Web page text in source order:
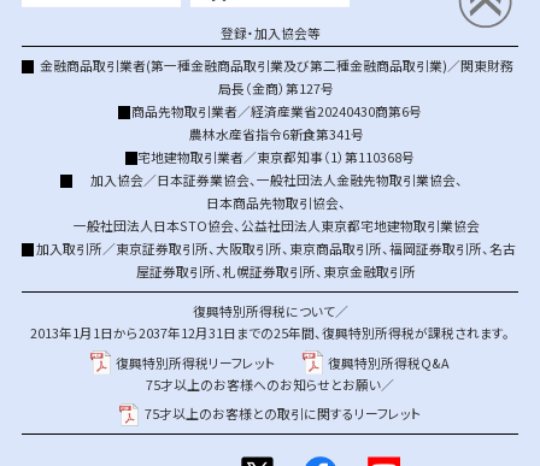
登録・加入協会等
金融商品取引業者(第一種金融商品取引業及び第二種金融商品取引業)／関東財務
局長（金商）第127号
商品先物取引業者／経済産業省20240430商第6号
農林水産省指令6新食第341号
宅地建物取引業者／東京都知事（1）第110368号
加入協会／日本証券業協会、一般社団法人金融先物取引業協会、
日本商品先物取引協会、
一般社団法人日本STO協会、公益社団法人東京都宅地建物取引業協会
加入取引所／東京証券取引所、大阪取引所、 東京商品取引所、福岡証券取引所、名古
屋証券取引所、札幌証券取引所、 東京金融取引所
復興特別所得税について／
2013年1月1日から2037年12月31日までの25年間、復興特別所得税が課税されます。
復興特別所得税リーフレット
復興特別所得税Q&A
75才以上のお客様へのお知らせとお願い／
75才以上のお客様との取引に関するリーフレット